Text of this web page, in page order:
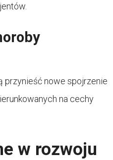
przynieść nowe spojrzenie
na cechy
w rozwoju